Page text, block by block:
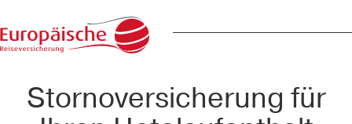
Stornoversicherung für